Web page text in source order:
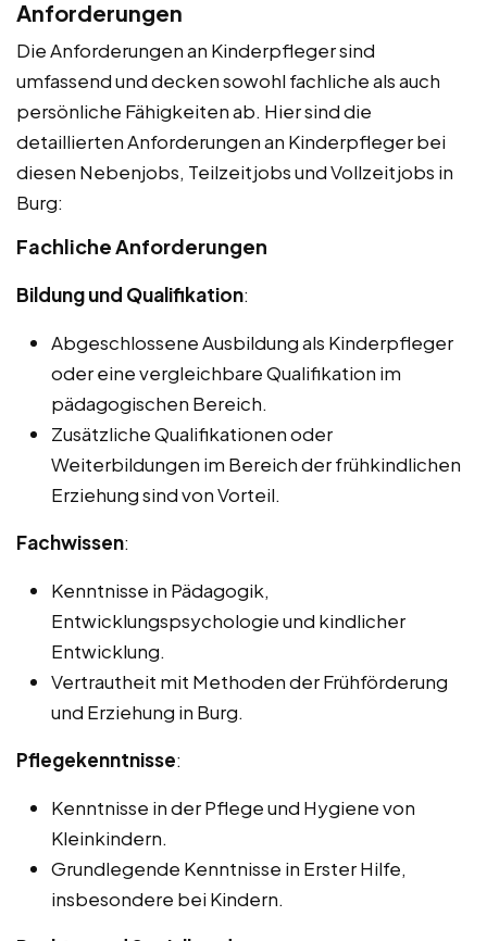
Anforderungen
Die Anforderungen an Kinderpfleger sind
umfassend und decken sowohl fachliche als auch
persönliche Fähigkeiten ab. Hier sind die
detaillierten Anforderungen an Kinderpfleger bei
diesen Nebenjobs, Teilzeitjobs und Vollzeitjobs in
Burg:
Fachliche Anforderungen
Bildung und Qualifikation:
Abgeschlossene Ausbildung als Kinderpfleger
oder eine vergleichbare Qualifikation im
pädagogischen Bereich.
Zusätzliche Qualifikationen oder
Weiterbildungen im Bereich der frühkindlichen
Erziehung sind von Vorteil.
Fachwissen:
Kenntnisse in Pädagogik,
Entwicklungspsychologie und kindlicher
Entwicklung.
Vertrautheit mit Methoden der Frühförderung
und Erziehung in Burg.
Pflegekenntnisse:
Kenntnisse in der Pflege und Hygiene von
Kleinkindern.
Grundlegende Kenntnisse in Erster Hilfe,
insbesondere bei Kindern.